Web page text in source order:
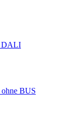
DALI
ohne BUS